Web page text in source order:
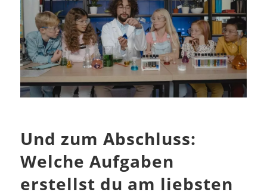
Und zum Abschluss:
Welche Aufgaben
erstellst du am liebsten